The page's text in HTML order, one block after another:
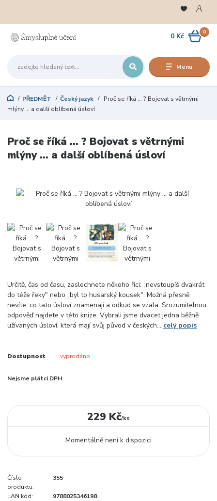
Menu
0
0 Kč
PŘEDMĚT Český jazyk
Proč se říká … ? Bojovat s větrnými
mlýny … a další oblíbená úsloví
Proč se říká … ? Bojovat s větrnými
mlýny … a další oblíbená úsloví
Určitě, čas od času, zaslechnete někoho říci: „nevstoupíš dvakrát
do téže řeky" nebo „byl to husarský kousek". Možná přesně
nevíte, co tato úsloví znamenají a odkud se vzala. Srozumitelnou
odpověď najdete v této knize. Vybrali jsme dvacet jedna běžně
užívaných úsloví, která mají svůj původ v českých... celý popis
Dostupnost vyprodáno
Nejsme plátci DPH
229 Kč/ks
Momentálně není k dispozici
Číslo
produktu:
355
EAN kód:
9788025346198